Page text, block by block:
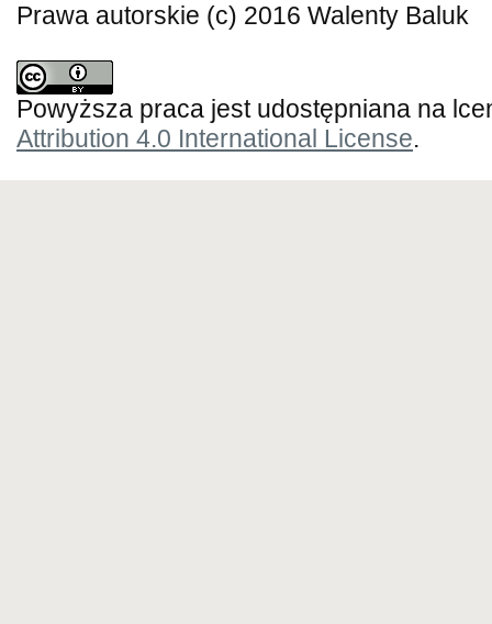
Prawa autorskie (c) 2016 Walenty Baluk
Powyższa praca jest udostępniana na
Attribution 4.0 International License.